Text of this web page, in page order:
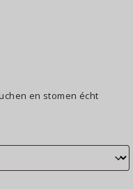
en stomen écht